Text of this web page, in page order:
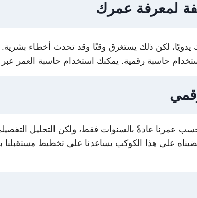
لمعرفة عمرك
لكن ذلك يستغرق وقتًا وقد تحدث أخطاء بشرية.
حاسبة رقمية. يمكنك استخدام حاسبة العمر عبر
عمرنا عادةً بالسنوات فقط، ولكن التحليل
على هذا الكوكب يساعدنا على تخطيط